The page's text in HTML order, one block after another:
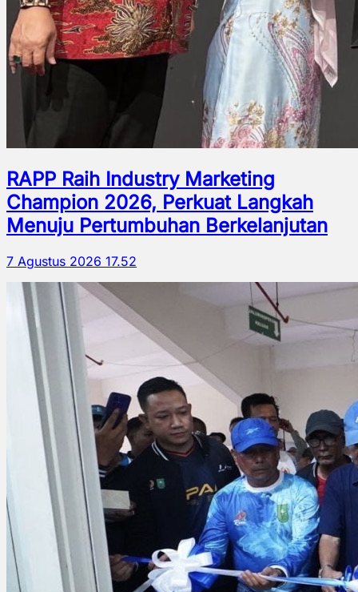
RAPP Raih Industry Marketing
Champion 2026, Perkuat Langkah
Menuju Pertumbuhan Berkelanjutan
7 Agustus 2026 17.52